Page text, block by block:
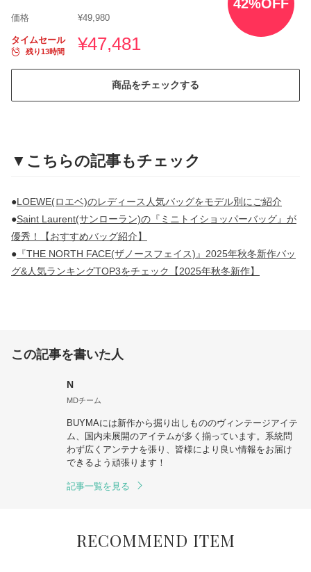
42%OFF
価格 ¥49,980
タイムセール
残り13時間 ¥47,481
商品をチェックする
▼こちらの記事もチェック
●LOEWE(ロエベ)のレディース人気バッグをモデル別にご紹介
●Saint Laurent(サンローラン)の『ミニトイショッパーバッグ』が
優秀！【おすすめバッグ紹介】
● 『THE NORTH FACE(ザノースフェイス)』2025年秋冬新作バッ
グ&人気ランキングTOP3をチェック【2025年秋冬新作】
この記事を書いた人
N
MDチーム
BUYMAには新作から掘り出しもののヴィンテージアイテ
ム、国内未展開のアイテムが多く揃っています。系統問
わず広くアンテナを張り、皆様により良い情報をお届け
できるよう頑張ります！
記事一覧を見る
RECOMMEND ITEM